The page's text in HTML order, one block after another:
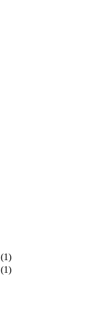
(1)
(1)